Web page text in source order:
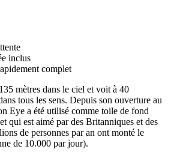
inclus
complet
mètres dans le ciel et voit à 40
tous les sens. Depuis son ouverture au
Eye a été utilisé comme toile de fond
qui est aimé par des Britanniques et des
de personnes par an ont monté le
de 10.000 par jour).